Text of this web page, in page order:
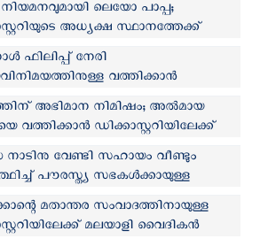
നിയമനവുമായി ലെയോ പാപ്പ;
അധ്യക്ഷ സ്ഥാനത്തേക്ക്
അല്‍മായ വനിത
ഫിലിപ്പ് നേരി
വത്തിക്കാൻ
അംഗം
അഭിമാന നിമിഷം; അല്‍മായ
വത്തിക്കാൻ ഡിക്കാസ്റ്ററിയിലേക്ക്
പാപ്പ
നാടിനു വേണ്ടി സഹായം വീണ്ടും
പൗരസ്ത്യ സഭകൾക്കായുള്ള
മതാന്തര സംവാദത്തിനായുള്ള
മലയാളി വൈദികന്‍